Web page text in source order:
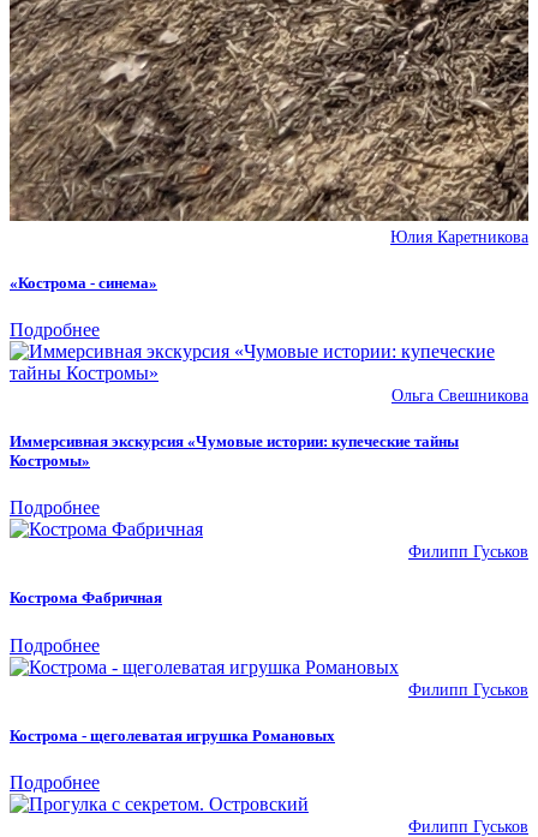
Юлия Каретникова
«Кострома - синема»
Подробнее
Ольга Свешникова
Иммерсивная экскурсия «Чумовые истории: купеческие тайны
Костромы»
Подробнее
Филипп Гуськов
Кострома Фабричная
Подробнее
Филипп Гуськов
Кострома - щеголеватая игрушка Романовых
Подробнее
Филипп Гуськов